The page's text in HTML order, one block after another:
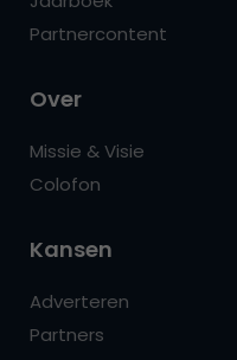
Partnercontent
Over
Missie & Visie
Colofon
Kansen
Adverteren
Partners